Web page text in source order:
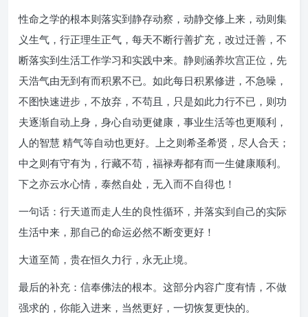
性命之学的根本则落实到静存动察，动静交修上来，动则集
义生气，行正理生正气，每天不断行善扩充，改过迁善，不
断落实到生活工作学习和实践中来。静则涵养坎宫正位，先
天浩气由无到有而积累不已。如此每日积累修进，不急噪，
不图快速进步，不放弃，不苟且，只是如此力行不已，则功
夫逐渐自动上身，身心自动更健康，事业生活等也更顺利，
人的智慧 精气等自动也更好。上之则希圣希贤，尽人合天；
中之则有守有为，行藏不苟，福禄寿都有而一生健康顺利。
下之亦云水心情，泰然自处，无入而不自得也！
一句话：行天道而走人生的良性循环，并落实到自己的实际
生活中来，那自己的命运必然不断变更好！
大道至简，贵在恒久力行，永无止境。
最后的补充：信奉佛法的根本。这部分内容广度有情，不做
强求的，你能入进来，当然更好，一切恢复更快的。